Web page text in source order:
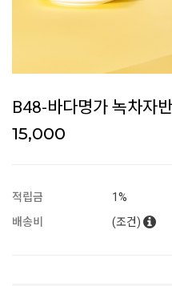
B48-바다명가 녹차자
15,000
적립금
1%
배송비
(조건)